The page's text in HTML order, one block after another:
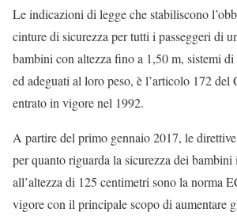
Le indicazioni di legge che stabiliscono
cinture di sicurezza per tutti i passeggeri di
bambini con altezza fino a 1,50 m, sistemi
ed adeguati al loro peso, è l’articolo 172 del
entrato in vigore nel 1992.
A partire del primo gennaio 2017, le
per quanto riguarda la sicurezza dei
all’altezza di 125 centimetri sono la norma
vigore con il principale scopo di aumentare